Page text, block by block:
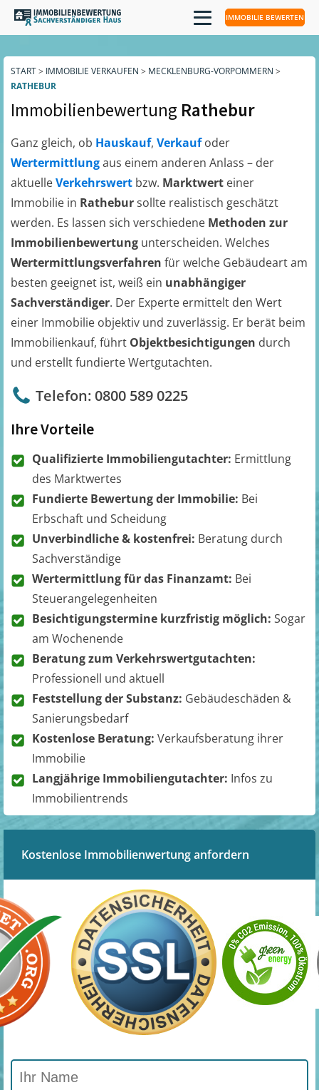
IMMOBILIE BEWERTEN
START> IMMOBILIE VERKAUFEN > MECKLENBURG-VORPOMMERN >
RATHEBUR
Immobilienbewertung Rathebur
Ganz gleich, ob Hauskauf, Verkaufoder
Wertermittlungaus einem anderen Anlass – der
aktuelleVerkehrswert bzw. Marktwert einer
Immobilie in Rathebursollte realistisch geschätzt
werden. Es lassen sich verschiedene Methoden zur
Immobilienbewertung unterscheiden. Welches
Wertermittlungsverfahren für welche Gebäudeart am
besten geeignet ist, weiß ein unabhängiger
Sachverständiger. Der Experte ermittelt den Wert
einer Immobilie objektiv und zuverlässig. Er berät beim
Immobilienkauf, führt Objektbesichtigungen durch
und erstellt fundierte Wertgutachten.
Telefon: 0800 589 0225
Ihre Vorteile
Qualifizierte Immobiliengutachter: Ermittlung
des Marktwertes
Fundierte Bewertung der Immobilie: Bei
Erbschaft und Scheidung
Unverbindliche & kostenfrei: Beratung durch
Sachverständige
Wertermittlung für das Finanzamt: Bei
Steuerangelegenheiten
Besichtigungstermine kurzfristig möglich: Sogar
am Wochenende
Beratung zum Verkehrswertgutachten:
Professionell und aktuell
Feststellung der Substanz: Gebäudeschäden &
Sanierungsbedarf
Kostenlose Beratung: Verkaufsberatung ihrer
Immobilie
Langjährige Immobiliengutachter: Infos zu
Immobilientrends
Kostenlose Immobilienwertung anfordern